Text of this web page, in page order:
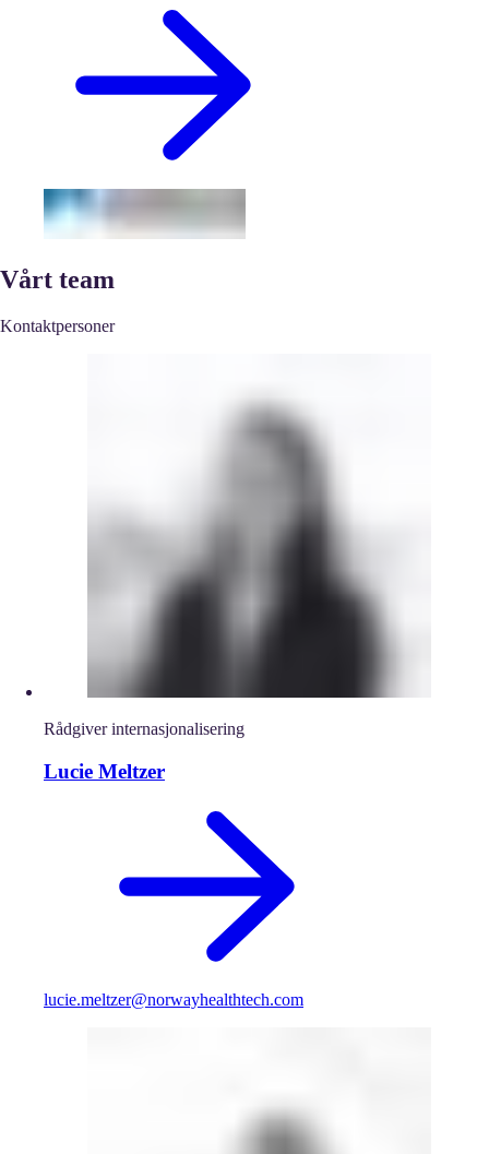
Vårt team
Kontaktpersoner
Rådgiver internasjonalisering
Lucie Meltzer
lucie.meltzer@norwayhealthtech.com